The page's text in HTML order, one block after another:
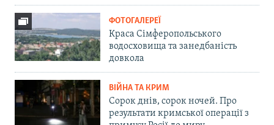
ФОТОГАЛЕРЕЇ
Краса Сімферопольського
водосховища та занедбаність
довкола
ВІЙНА ТА КРИМ
Сорок днів, сорок ночей. Про
результати кримської операції з